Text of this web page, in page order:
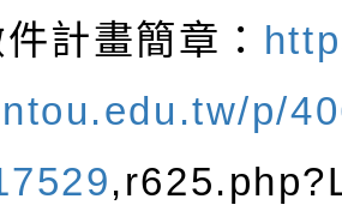
計畫簡章：
p/